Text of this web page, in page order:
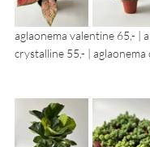
aglaonema valentine 65,- |
crystalline 55,- | aglaonema